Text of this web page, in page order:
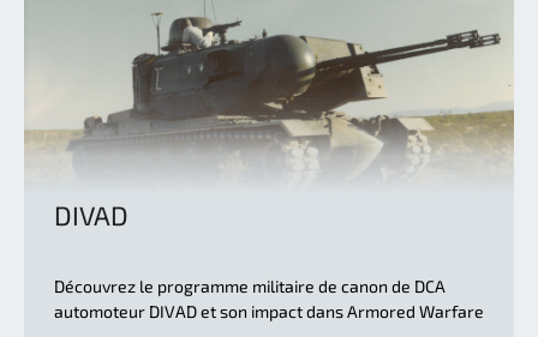
DIVAD
Découvrez le programme militaire de canon de DCA
automoteur DIVAD et son impact dans Armored Warfare